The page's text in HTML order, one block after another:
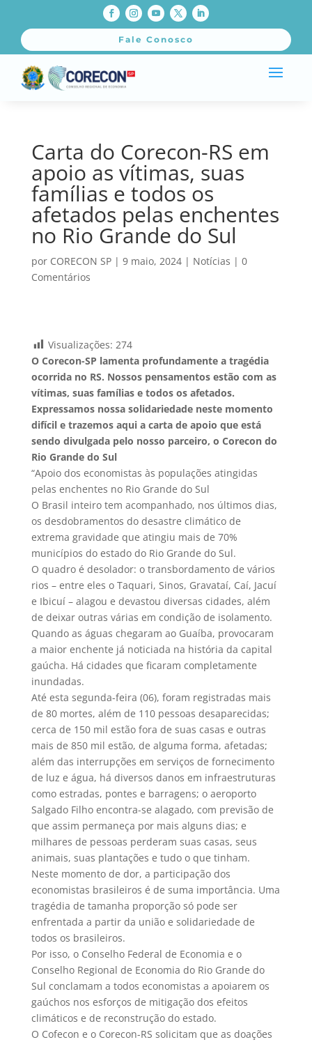
Fale Conosco
Carta do Corecon-RS em
apoio as vítimas, suas
famílias e todos os
afetados pelas enchentes
no Rio Grande do Sul
por CORECON SP| 9 maio, 2024| Notícias | 0
Comentários
Visualizações: 274
O Corecon-SP lamenta profundamente a tragédia
ocorrida no RS. Nossos pensamentos estão com as
vítimas, suas famílias e todos os afetados.
Expressamos nossa solidariedade neste momento
difícil e trazemos aqui a carta de apoio que está
sendo divulgada pelo nosso parceiro, o Corecon do
Rio Grande do Sul
“Apoio dos economistas às populações atingidas
pelas enchentes no Rio Grande do Sul
O Brasil inteiro tem acompanhado, nos últimos dias,
os desdobramentos do desastre climático de
extrema gravidade que atingiu mais de 70%
municípios do estado do Rio Grande do Sul.
O quadro é desolador: o transbordamento de vários
rios – entre eles o Taquari, Sinos, Gravataí, Caí, Jacuí
e Ibicuí – alagou e devastou diversas cidades, além
de deixar outras várias em condição de isolamento.
Quando as águas chegaram ao Guaíba, provocaram
a maior enchente já noticiada na história da capital
gaúcha. Há cidades que ficaram completamente
inundadas.
Até esta segunda-feira (06), foram registradas mais
de 80 mortes, além de 110 pessoas desaparecidas;
cerca de 150 mil estão fora de suas casas e outras
mais de 850 mil estão, de alguma forma, afetadas;
além das interrupções em serviços de fornecimento
de luz e água, há diversos danos em infraestruturas
como estradas, pontes e barragens; o aeroporto
Salgado Filho encontra-se alagado, com previsão de
que assim permaneça por mais alguns dias; e
milhares de pessoas perderam suas casas, seus
animais, suas plantações e tudo o que tinham.
Neste momento de dor, a participação dos
economistas brasileiros é de suma importância. Uma
tragédia de tamanha proporção só pode ser
enfrentada a partir da união e solidariedade de
todos os brasileiros.
Por isso, o Conselho Federal de Economia e o
Conselho Regional de Economia do Rio Grande do
Sul conclamam a todos economistas a apoiarem os
gaúchos nos esforços de mitigação dos efeitos
climáticos e de reconstrução do estado.
O Cofecon e o Corecon-RS solicitam que as doações